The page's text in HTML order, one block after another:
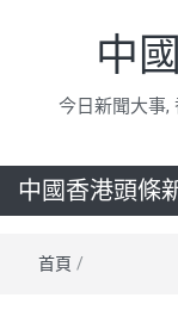
中
今日新聞大事,
中國香港頭條
首頁 /